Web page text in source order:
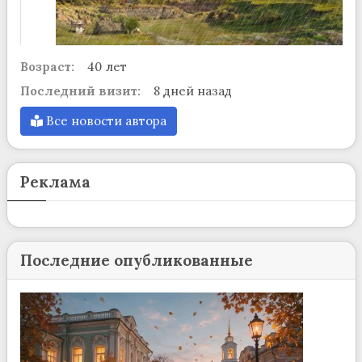
Возраст:
40 лет
Последний визит:
8 дней назад
Все новости автора
Реклама
Последние опубликованные